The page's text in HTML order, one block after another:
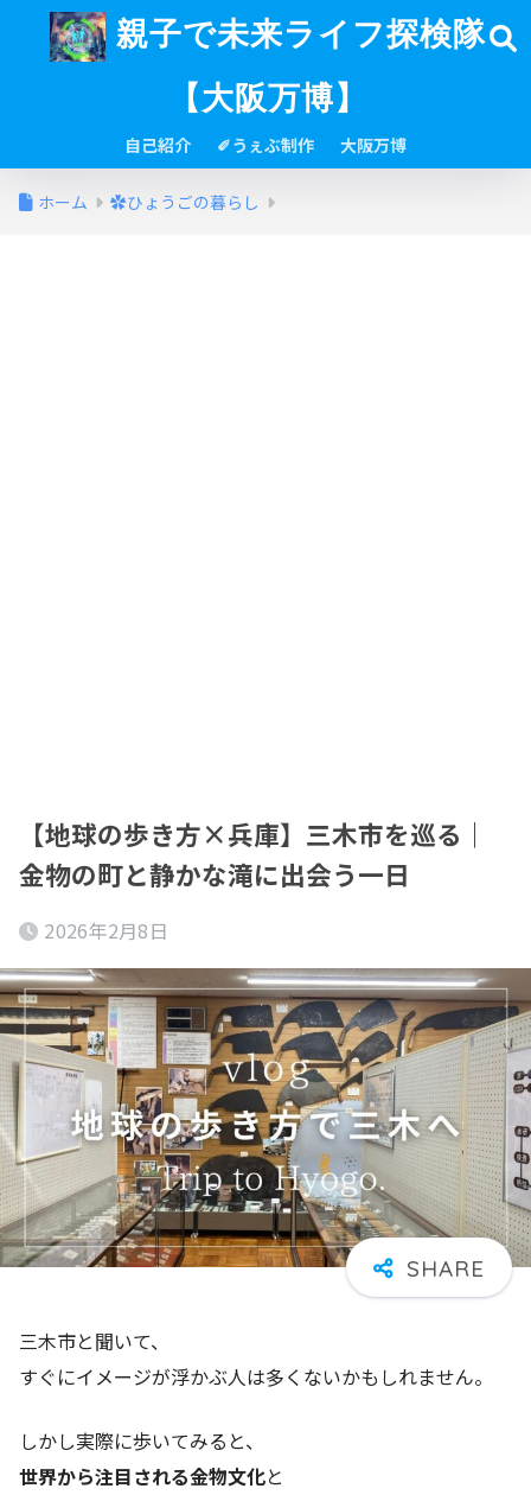
親子で未来ライフ探検隊
【大阪万博】
自己紹介 ✐うぇぶ制作 大阪万博
ホーム ✿ひょうごの暮らし
【地球の歩き方×兵庫】三木市を巡る｜
金物の町と静かな滝に出会う一日
2026年2月8日
三木市と聞いて、
すぐにイメージが浮かぶ人は多くないかもしれません。
しかし実際に歩いてみると、
世界から注目される金物文化と